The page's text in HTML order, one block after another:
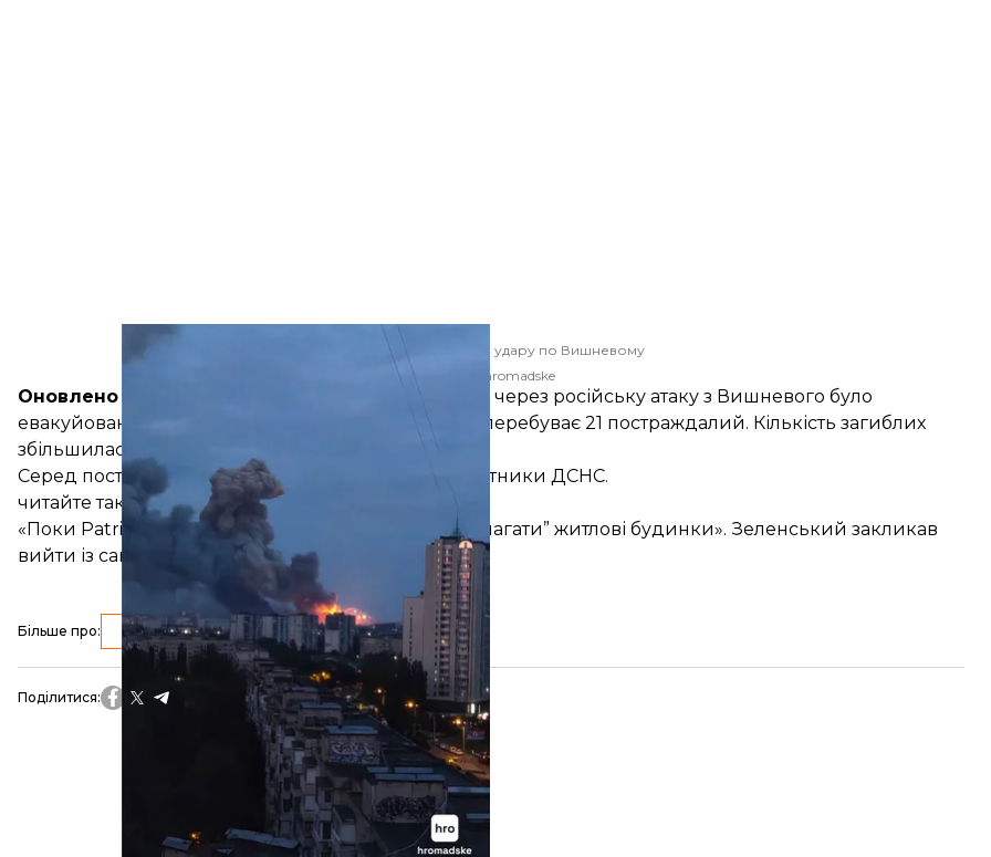
Наслідки російського удару по Вишневому
Надано hromadske
Оновлено о 13:00.
У МВС України повідомили, що через російську атаку з Вишневого було
евакуйовано понад 600 людей. Наразі в лікарнях перебуває 21 постраждалий. Кількість загиблих
збільшилася
Серед постраждалих у Вишневому — два співробітники ДСНС.
читайте також:
«Поки Patriot на складах, це заохочує росію “перемагати” житлові будинки». Зеленський закликав
вийти із саміту НАТО із «сильним рішенням»
Більше про: Київська область
Поділитися: